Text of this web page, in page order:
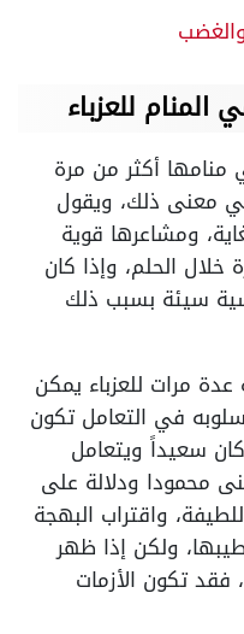
للعزباء
أكثر من مرة
معنى ذلك، ويقول
ومشاعرها قوية
خلال الحلم، وإذا كان
سيئة بسبب ذلك
مرات للعزباء يمكن
في التعامل تكون
سعيداً ويتعامل
محمودا ودلالة على
واقتراب البهجة
ولكن إذا ظهر
تكون الأزمات